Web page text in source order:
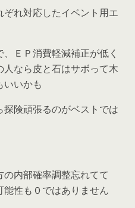
れ対応したイベント用エ
ＥＰ消費軽減補正が低く
なら皮と石はサボって木
いいかも
険頑張るのがベストでは
内部確率調整忘れてて
性も０ではありません